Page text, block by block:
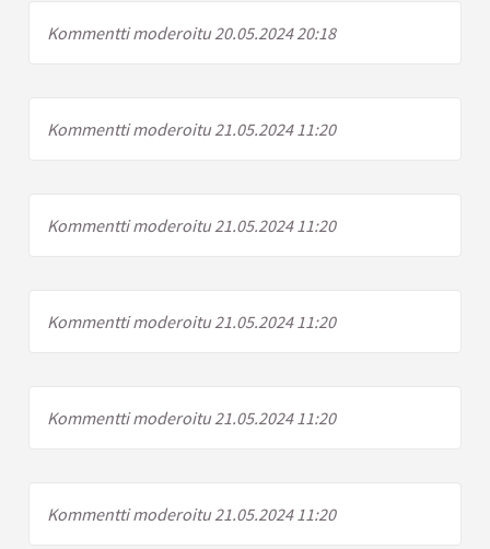
Kommentti moderoitu 20.05.2024 20:18
Kommentti moderoitu 21.05.2024 11:20
Kommentti moderoitu 21.05.2024 11:20
Kommentti moderoitu 21.05.2024 11:20
Kommentti moderoitu 21.05.2024 11:20
Kommentti moderoitu 21.05.2024 11:20